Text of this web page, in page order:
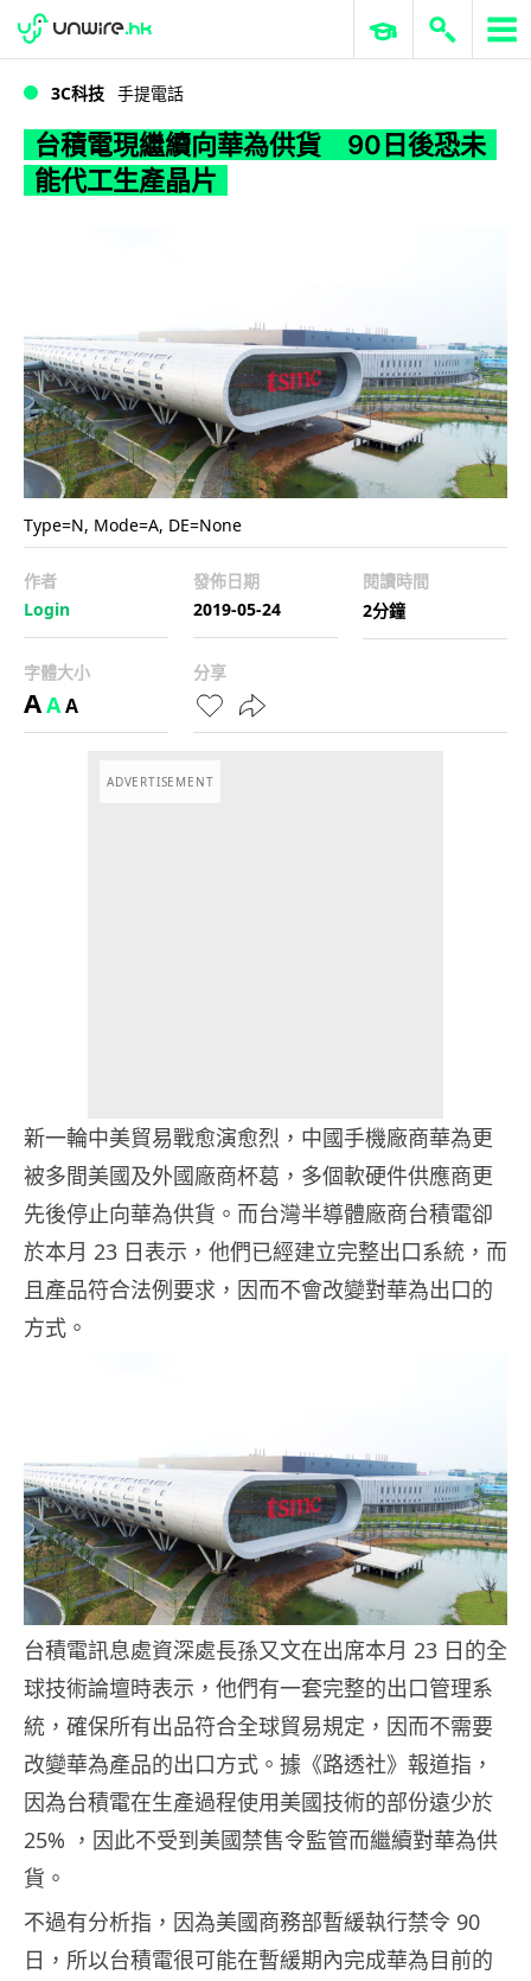
WWDC 2026 ERP 與商業 AI
3C科技 手提電話
台積電現繼續向華為供貨 90日後恐未
能代工生產晶片
Type=N, Mode=A, DE=None
作者
Login
發佈日期
2019-05-24
閱讀時間
2分鐘
字體大小
AAA
分享
ADVERTISEMENT
新一輪中美貿易戰愈演愈烈，中國手機廠商華為更
被多間美國及外國廠商杯葛，多個軟硬件供應商更
先後停止向華為供貨。而台灣半導體廠商台積電卻
於本月 23 日表示，他們已經建立完整出口系統，而
且產品符合法例要求，因而不會改變對華為出口的
方式。
台積電訊息處資深處長孫又文在出席本月 23 日的全
球技術論壇時表示，他們有一套完整的出口管理系
統，確保所有出品符合全球貿易規定，因而不需要
改變華為產品的出口方式。據《路透社》報道指，
因為台積電在生產過程使用美國技術的部份遠少於
25% ，因此不受到美國禁售令監管而繼續對華為供
貨。
不過有分析指，因為美國商務部暫緩執行禁令 90
日，所以台積電很可能在暫緩期內完成華為目前的